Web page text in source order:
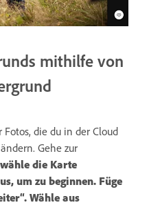
mithilfe von
die du in der Cloud
Gehe zur
die Karte
um zu beginnen. Füge
Wähle aus